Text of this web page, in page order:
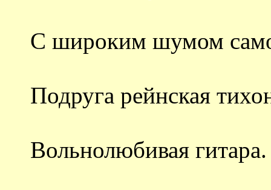
С широким шумом
Подруга рейнская
Вольнолюбивая гитара.